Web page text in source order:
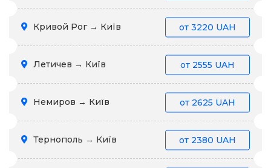
Кривой Рог → Київ от 3220 UAH
Летичев → Київ от 2555 UAH
Немиров → Київ от 2625 UAH
Тернополь → Київ от 2380 UAH